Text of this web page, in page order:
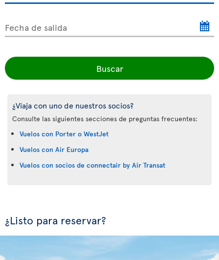
Fecha de salida
Buscar
¿Viaja con uno de nuestros socios?
Consulte las siguientes secciones de preguntas frecuentes:
Vuelos con Porter o WestJet
Vuelos con Air Europa
Vuelos con socios de connectair by Air Transat
¿Listo para reservar?